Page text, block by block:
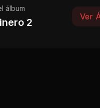
álbum
2 Ver